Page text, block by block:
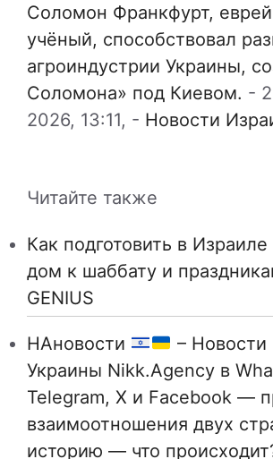
Соломон Франкфурт,
учёный, способствовал
агроиндустрии Украины,
Соломона» под Киевом. -
2026, 13:11, - Новости
Читайте также
Как подготовить в
дом к шаббату и
GENIUS
НАновости
– Новости
Украины Nikk.Agency в
Telegram, X и Facebook —
взаимоотношения двух
историю — что